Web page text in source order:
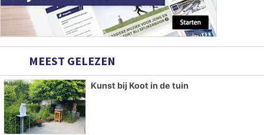
MEEST GELEZEN
Kunst bij Koot in de tuin